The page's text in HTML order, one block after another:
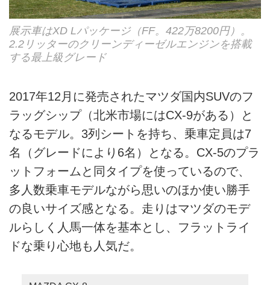
展示車はXD Lパッケージ（FF。422万8200円）。
2.2リッターのクリーンディーゼルエンジンを搭載
する最上級グレード
2017年12月に発売されたマツダ国内SUVのフ
ラッグシップ（北米市場にはCX-9がある）と
なるモデル。3列シートを持ち、乗車定員は7
名（グレードにより6名）となる。CX-5のプラ
ットフォームと同タイプを使っているので、
多人数乗車モデルながら思いのほか使い勝手
の良いサイズ感となる。走りはマツダのモデ
ルらしく人馬一体を基本とし、フラットライ
ドな乗り心地も人気だ。